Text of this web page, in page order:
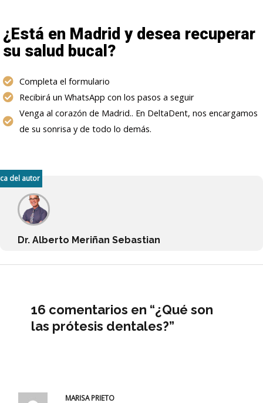
¿Está en Madrid y desea recuperar
su salud bucal?
Completa el formulario
Recibirá un WhatsApp con los pasos a seguir
Venga al corazón de Madrid.. En DeltaDent, nos encargamos
de su sonrisa y de todo lo demás.
del autor
Dr. Alberto Meriñan Sebastian
16 comentarios en “¿Qué son
las prótesis dentales?”
MARISA PRIETO